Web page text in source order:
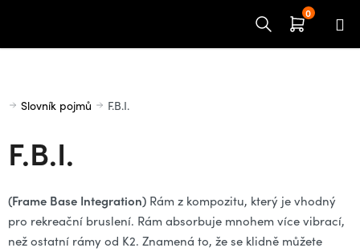
Domů
Slovník pojmů F.B.I.
F.B.I.
(Frame Base Integration) Rám z kompozitu, který je vhodný
pro rekreační bruslení. Rám absorbuje mnohem více vibrací,
než ostatní rámy od K2. Znamená to, že se klidně můžete